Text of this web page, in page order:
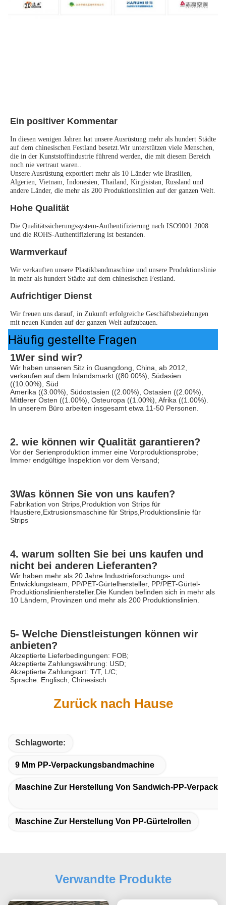
Ein positiver Kommentar
In diesen wenigen Jahren hat unsere Ausrüstung mehr als hundert Städte
auf dem chinesischen Festland besetzt.Wir unterstützen viele Menschen,
die in der Kunststoffindustrie führend werden, die mit diesem Bereich
noch nie vertraut waren..
Unsere Ausrüstung exportiert mehr als 10 Länder wie Brasilien,
Algerien, Vietnam, Indonesien, Thailand, Kirgisistan, Russland und
andere Länder, die mehr als 200 Produktionslinien auf der ganzen Welt.
Hohe Qualität
Die Qualitätssicherungssystem-Authentifizierung nach ISO9001:2008
und die ROHS-Authentifizierung ist bestanden.
Warmverkauf
Wir verkauften unsere Plastikbandmaschine und unsere Produktionslinie
in mehr als hundert Städte auf dem chinesischen Festland.
Aufrichtiger Dienst
Wir freuen uns darauf, in Zukunft erfolgreiche Geschäftsbeziehungen
mit neuen Kunden auf der ganzen Welt aufzubauen.
Häufig gestellte Fragen
1Wer sind wir?
Wir haben unseren Sitz in Guangdong, China, ab 2012,
verkaufen auf dem Inlandsmarkt ((80.00%), Südasien
((10.00%), Süd
Amerika ((3.00%), Südostasien ((2.00%), Ostasien ((2.00%),
Mittlerer Osten ((1.00%), Osteuropa ((1.00%), Afrika ((1.00%).
In unserem Büro arbeiten insgesamt etwa 11-50 Personen.
2. wie können wir Qualität garantieren?
Vor der Serienproduktion immer eine Vorproduktionsprobe;
Immer endgültige Inspektion vor dem Versand;
3Was können Sie von uns kaufen?
Fabrikation von Strips,Produktion von Strips für
Haustiere,Extrusionsmaschine für Strips,Produktionslinie für
Strips
4. warum sollten Sie bei uns kaufen und
nicht bei anderen Lieferanten?
Wir haben mehr als 20 Jahre Industrieforschungs- und
Entwicklungsteam, PP/PET-Gürtelhersteller, PP/PET-Gürtel-
Produktionslinienhersteller.Die Kunden befinden sich in mehr als
10 Ländern, Provinzen und mehr als 200 Produktionslinien.
5- Welche Dienstleistungen können wir
anbieten?
Akzeptierte Lieferbedingungen: FOB;
Akzeptierte Zahlungswährung: USD;
Akzeptierte Zahlungsart: T/T, L/C;
Sprache: Englisch, Chinesisch
Zurück nach Hause
Schlagworte:
9 Mm PP-Verpackungsbandmachine
Maschine Zur Herstellung Von Sandwich-PP-
Maschine Zur Herstellung Von PP-Gürtelrollen
Verwandte Produkte